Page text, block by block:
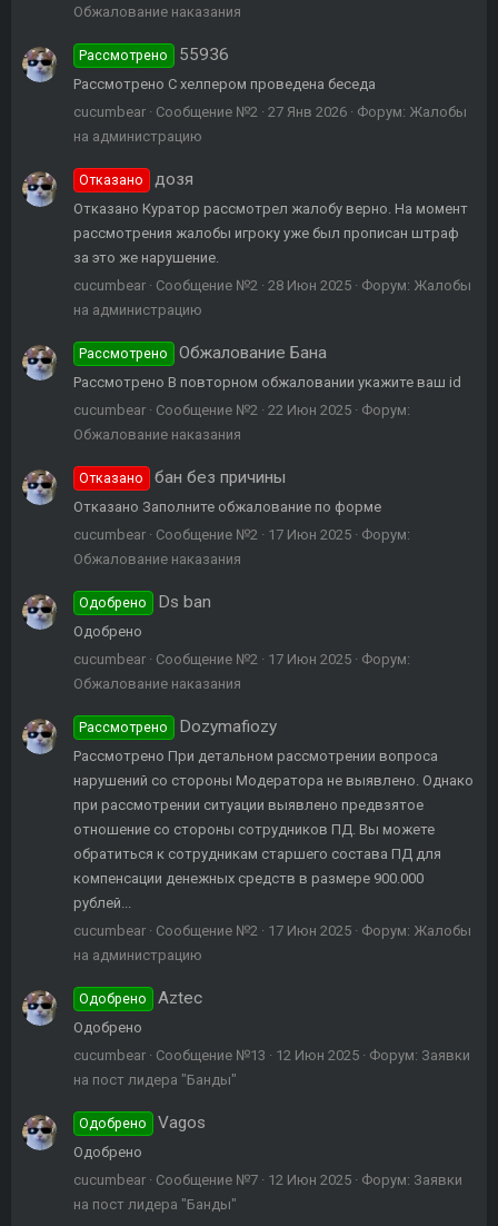
Обжалование наказания
Рассмотрено 55936
Рассмотрено С хелпером проведена беседа
cucumbear
Сообщение №2 27 Янв 2026 Форум: Жалобы
на администрацию
Отказано дозя
Отказано Куратор рассмотрел жалобу верно. На момент
рассмотрения жалобы игроку уже был прописан штраф
за это же нарушение.
cucumbear
Сообщение №2 28 Июн 2025 Форум: Жалобы
на администрацию
Рассмотрено Обжалование Бана
Рассмотрено В повторном обжаловании укажите ваш id
cucumbear
Сообщение №2 22 Июн 2025
Форум:
Обжалование наказания
Отказано бан без причины
Отказано Заполните обжалование по форме
cucumbear
Сообщение №2 17 Июн 2025
Форум:
Обжалование наказания
Одобрено Ds ban
Одобрено
cucumbear
Сообщение №2 17 Июн 2025
Форум:
Обжалование наказания
Рассмотрено Dozymafiozy
Рассмотрено При детальном рассмотрении вопроса
нарушений со стороны Модератора не выявлено. Однако
при рассмотрении ситуации выявлено предвзятое
отношение со стороны сотрудников ПД. Вы можете
обратиться к сотрудникам старшего состава ПД для
компенсации денежных средств в размере 900.000
рублей...
cucumbear
Сообщение №2 17 Июн 2025 Форум: Жалобы
на администрацию
Одобрено Aztec
Одобрено
cucumbear
Сообщение №13 12 Июн 2025 Форум: Заявки
на пост лидера "Банды"
Одобрено Vagos
Одобрено
cucumbear
Сообщение №7 12 Июн 2025 Форум: Заявки
на пост лидера "Банды"